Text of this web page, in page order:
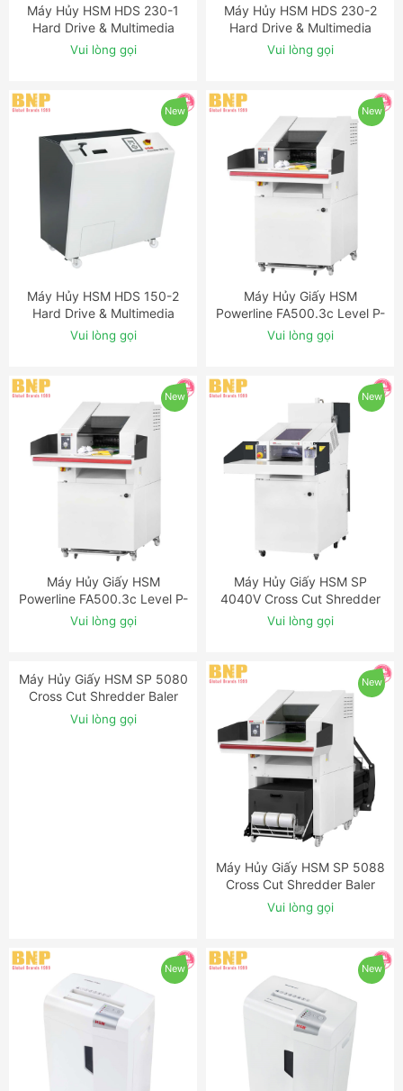
ĐẶT NGAY
Máy Hủy HSM HDS 230-1
Hard Drive & Multimedia
Shredder
Vui lòng gọi
ĐẶT NGAY
Máy Hủy HSM HDS 230-2
Hard Drive & Multimedia
Shredder
Vui lòng gọi
New
ĐẶT NGAY
Máy Hủy HSM HDS 150-2
Hard Drive & Multimedia
Shredder
Vui lòng gọi
New
ĐẶT NGAY
Máy Hủy Giấy HSM
Powerline FA500.3c Level P-
2 Strip Cut Industrial
Shredder
Vui lòng gọi
New
ĐẶT NGAY
Máy Hủy Giấy HSM
Powerline FA500.3c Level P-
3 Cross Cut Industrial
Shredder
Vui lòng gọi
New
ĐẶT NGAY
Máy Hủy Giấy HSM SP
4040V Cross Cut Shredder
Baler Combination
Vui lòng gọi
New New
ĐẶT NGAY
Máy Hủy Giấy HSM SP 5088
Cross Cut Shredder Baler
Combination
Vui lòng gọi
New New